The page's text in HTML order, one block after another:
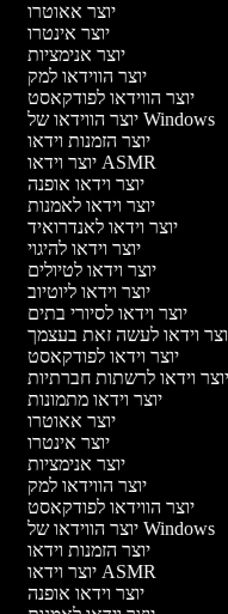
יוצר אאוטרו
יוצר אינטרו
יוצר אנימציות
יוצר הווידאו למק
יוצר הווידאו לפודקאסט
יוצר הווידאו של Windows
יוצר הזמנות וידאו
יוצר וידאו ASMR
יוצר וידאו אופנה
יוצר וידאו לאמנות
יוצר וידאו לאנדרואיד
יוצר וידאו להיגוי
יוצר וידאו לטיולים
יוצר וידאו ליוטיוב
יוצר וידאו לסיורי בתים
יוצר וידאו לעשה זאת בעצמך
יוצר וידאו לפודקאסט
יוצר וידאו לרשתות חברתיות
יוצר וידאו מתמונות
יוצר אאוטרו
יוצר אינטרו
יוצר אנימציות
יוצר הווידאו למק
יוצר הווידאו לפודקאסט
יוצר הווידאו של Windows
יוצר הזמנות וידאו
יוצר וידאו ASMR
יוצר וידאו אופנה